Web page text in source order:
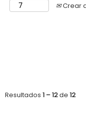
Crear
Resultados 1 – 12de 12